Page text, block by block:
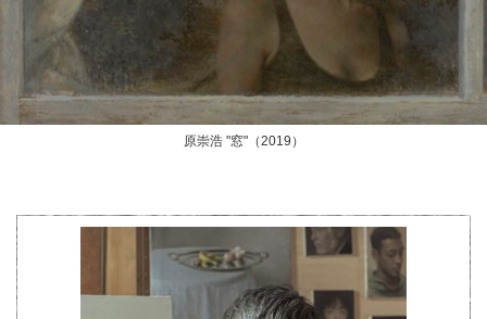
原崇浩 "窓"（2019）